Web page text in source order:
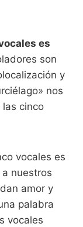
es
son
y
nos
cinco
vocales es
nuestros
amor y
palabra
vocales